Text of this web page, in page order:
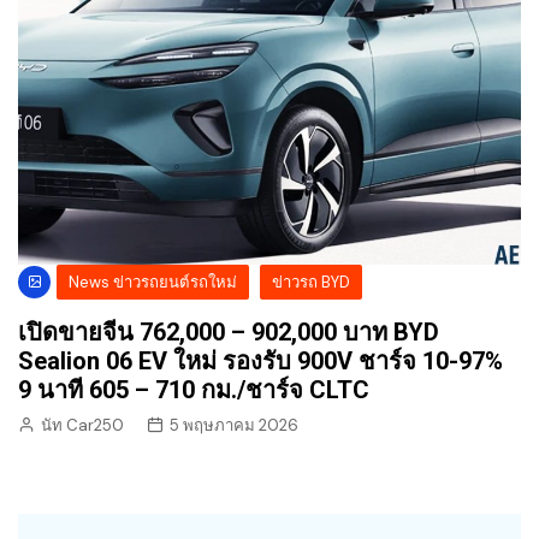
News ข่าวรถยนต์รถใหม่ ข่าวรถ BYD
เปิดขายจีน 762,000 – 902,000 บาท BYD
Sealion 06 EV ใหม่ รองรับ 900V ชาร์จ 10-97%
9 นาที 605 – 710 กม./ชาร์จ CLTC
นัท Car250 5 พฤษภาคม 2026